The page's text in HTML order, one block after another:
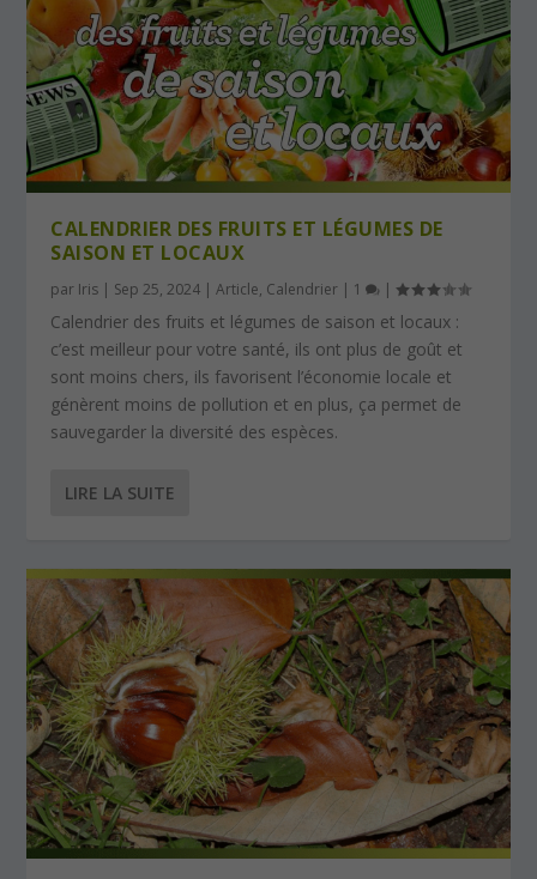
CALENDRIER DES FRUITS ET LÉGUMES DE
SAISON ET LOCAUX
par Iris | Sep 25, 2024 |Article, Calendrier | 1 |
Calendrier des fruits et légumes de saison et locaux :
c’est meilleur pour votre santé, ils ont plus de goût et
sont moins chers, ils favorisent l’économie locale et
génèrent moins de pollution et en plus, ça permet de
sauvegarder la diversité des espèces.
LIRE LA SUITE